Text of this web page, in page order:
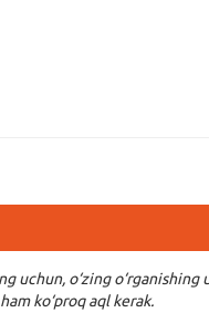
uchun, o‘zing o‘rganishing
ko‘proq aql kerak.